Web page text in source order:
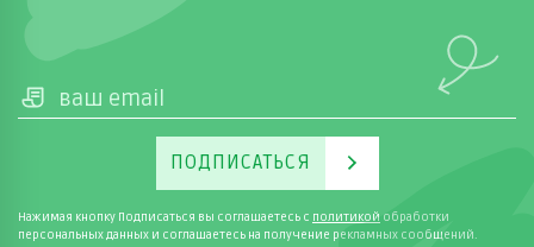
ПОДПИСАТЬСЯ
Нажимая кнопку Подписаться вы соглашаетесь с политикой обработки
персональных данных и соглашаетесь на получение рекламных сообщений.